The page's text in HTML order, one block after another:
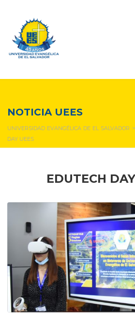
NOTICIA UEES
UNIVERSIDAD EVANGÉLICA DE EL SALVADOR >
DAY UEES
EDUTECH